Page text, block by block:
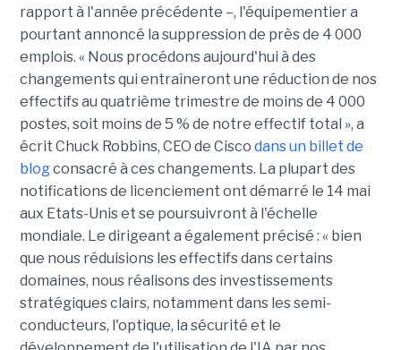
rapport à l'année précédente –, l'équipementier a
pourtant annoncé la suppression de près de 4 000
emplois. « Nous procédons aujourd'hui à des
changements qui entraîneront une réduction de nos
effectifs au quatrième trimestre de moins de 4 000
postes, soit moins de 5 % de notre effectif total », a
écrit Chuck Robbins, CEO de Cisco dans un billet de
blogconsacré à ces changements. La plupart des
notifications de licenciement ont démarré le 14 mai
aux Etats-Unis et se poursuivront à l'échelle
mondiale. Le dirigeant a également précisé : « bien
que nous réduisions les effectifs dans certains
domaines, nous réalisons des investissements
stratégiques clairs, notamment dans les semi-
conducteurs, l'optique, la sécurité et le